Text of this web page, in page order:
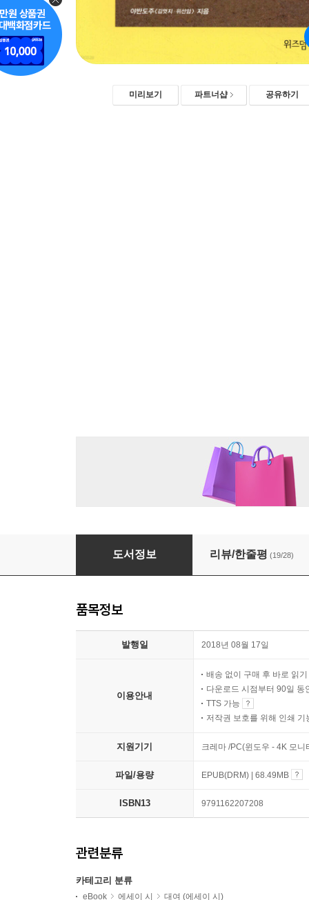
미리보기 파트너샵 공유하기
[대여] 서른, 결혼 대신 야반도주
도서정보 리뷰/한줄평 (19/28)
품목정보
발행일 2018년 08월 17일
이용안내
배송 없이 구매 후 바로 읽기
다운로드 시점부터 90일 동
TTS 가능
저작권 보호를 위해 인쇄 기
지원기기 크레마 /PC(윈도우 - 4K 모
파일/용량 EPUB(DRM) | 68.49MB
ISBN13 9791162207208
관련분류
카테고리 분류
eBook 에세이 시 대여 (에세이 시)